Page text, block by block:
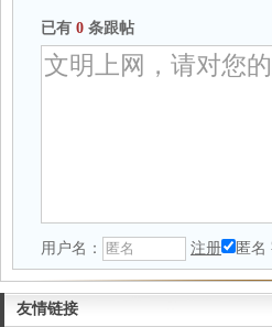
已有 0 条跟帖
用户名： 注册 匿名
友情链接